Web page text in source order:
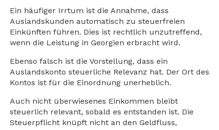
Ein häufiger Irrtum ist die Annahme, dass
Auslandskunden automatisch zu steuerfreien
Einkünften führen. Dies ist rechtlich unzutreffend,
wenn die Leistung in Georgien erbracht wird.
Ebenso falsch ist die Vorstellung, dass ein
Auslandskonto steuerliche Relevanz hat. Der Ort des
Kontos ist für die Einordnung unerheblich.
Auch nicht überwiesenes Einkommen bleibt
steuerlich relevant, sobald es entstanden ist. Die
Steuerpflicht knüpft nicht an den Geldfluss,